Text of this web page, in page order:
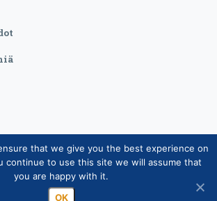
© Suomen Rotarypalvelu ry 2026 |
tietosuojaseloste|Henkilötietojen
käsittely Rotarytoiminnassa
that we give you the best experience on
continue to use this site we will assume that
you are happy with it.
OK